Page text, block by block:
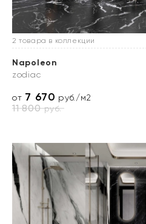
2 товара в коллекции
Napoleon
zodiac
от 7 670 руб./м2
11 800руб.